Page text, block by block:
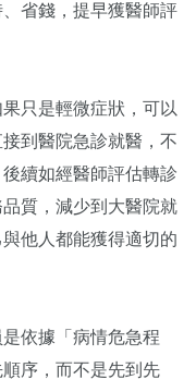
省錢，提早獲醫師評
只是輕微症狀，可以
到醫院急診就醫，不
續如經醫師評估轉診
質，減少到大醫院就
他人都能獲得適切的
依據「病情危急程
序，而不是先到先